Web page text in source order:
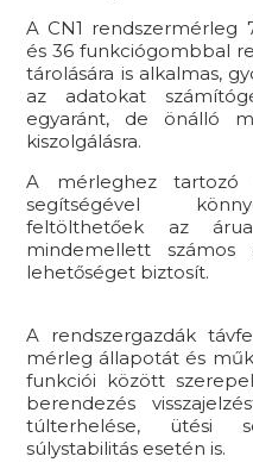
A CN1 rendszermérleg
és 36 funkciógombbal
tárolására is alkalmas,
az adatokat
egyaránt, de önálló
kiszolgálásra.
A mérleghez tartozó
segítségével
feltölthetőek az
mindemellett számos
lehetőséget biztosít.
A rendszergazdák
mérleg állapotát és
funkciói között
berendezés
túlterhelése, ütési
súlystabilitás esetén is.